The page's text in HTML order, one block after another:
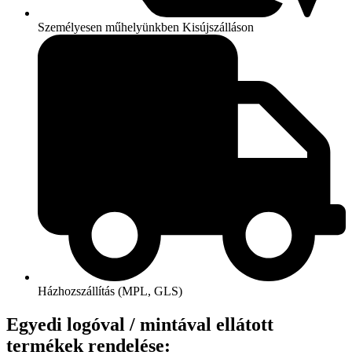
Személyesen műhelyünkben Kisújszálláson
Házhozszállítás (MPL, GLS)
Egyedi logóval / mintával ellátott
termékek rendelése: